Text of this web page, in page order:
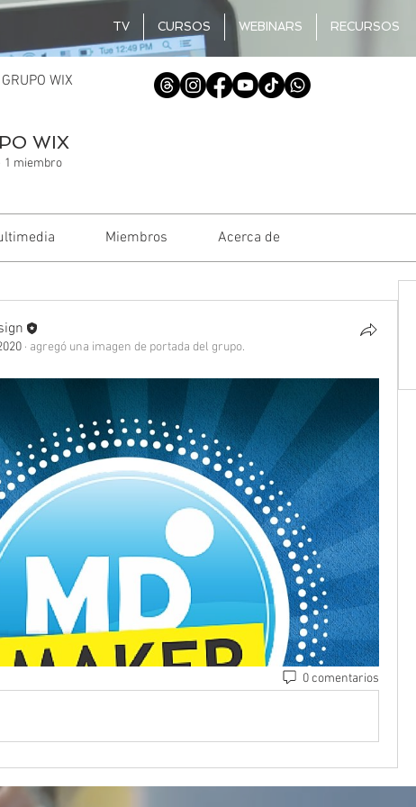
TV CURSOS WEBINARS RECURSOS
GRUPO WIX
WIX
1 miembro
Miembros Acerca de
· agregó una imagen de portada del grupo.
0 comentarios